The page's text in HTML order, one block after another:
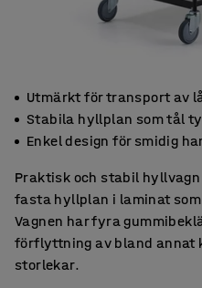
Utmärkt för transport av
Stabila hyllplan som tål
Enkel design för smidig
Praktisk och stabil
fasta hyllplan i laminat
Vagnen har fyra
förflyttning av bland annat
storlekar.